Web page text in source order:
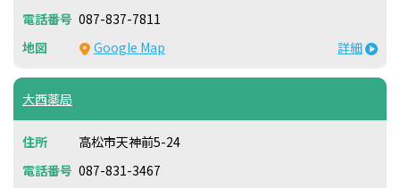
087-837-7811
Google Map
詳細
大西薬局
高松市天神前5-24
087-831-3467